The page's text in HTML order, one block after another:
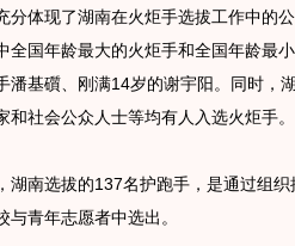
分体现了湖南在火炬手选拔工作中的
全国年龄最大的火炬手和全国年龄最
潘基礩、刚满14岁的谢宇阳。同时，
和社会公众人士等均有人入选火炬手。
南选拔的137名护跑手，是通过组织
与青年志愿者中选出。